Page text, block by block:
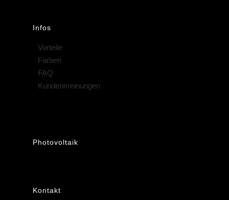
Infos
Vorteile
Farben
FAQ
Kundenmeinungen
Photovoltaik
Kontakt